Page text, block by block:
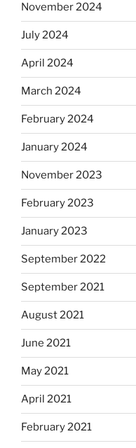
November 2024
July 2024
April 2024
March 2024
February 2024
January 2024
November 2023
February 2023
January 2023
September 2022
September 2021
August 2021
June 2021
May 2021
April 2021
February 2021